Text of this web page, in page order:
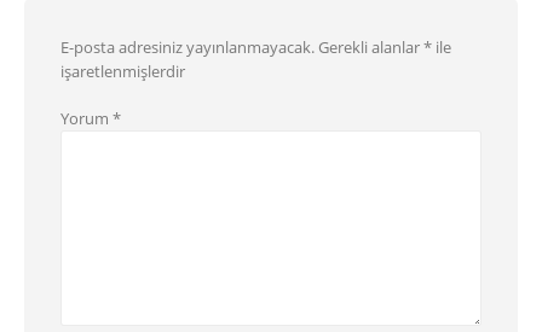
E-posta adresiniz yayınlanmayacak. Gerekli alanlar* ile
işaretlenmişlerdir
Yorum *